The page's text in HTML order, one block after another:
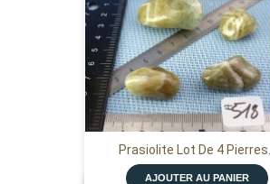
Prasiolite Lot De 4 Pierres...
AJOUTER AU PANIER